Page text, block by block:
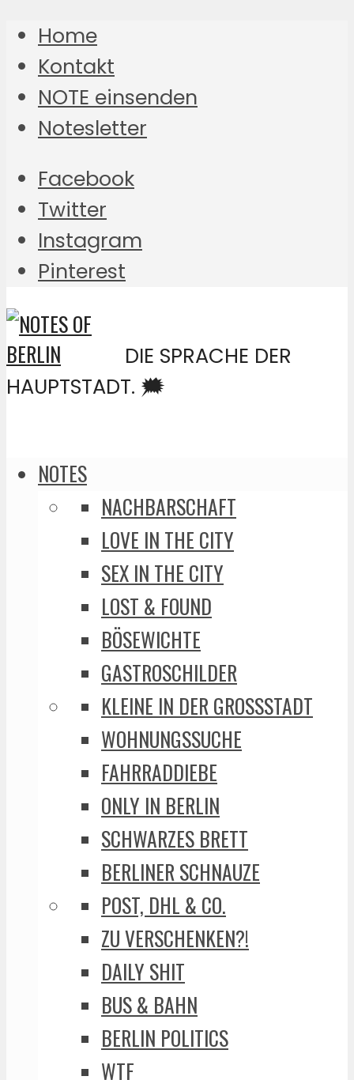
Home
Kontakt
NOTE einsenden
Notesletter
Facebook
Twitter
Instagram
Pinterest
DIE SPRACHE DER
HAUPTSTADT. 🗯️
NOTES
NACHBARSCHAFT
LOVE IN THE CITY
SEX IN THE CITY
LOST & FOUND
BÖSEWICHTE
GASTROSCHILDER
KLEINE IN DER GROSSSTADT
WOHNUNGSSUCHE
FAHRRADDIEBE
ONLY IN BERLIN
SCHWARZES BRETT
BERLINER SCHNAUZE
POST, DHL & CO.
ZU VERSCHENKEN?!
DAILY SHIT
BUS & BAHN
BERLIN POLITICS
WTF